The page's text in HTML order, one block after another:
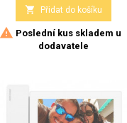
 Přidat do košíku
 Poslední kus skladem u
dodavatele